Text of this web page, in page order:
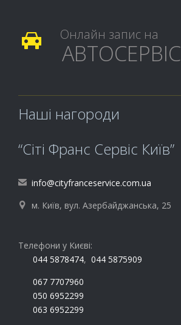
 Онлайн запис на
АВТОСЕРВІС
Наші нагороди
“Сіті Франс Сервіс Київ”
 info@cityfranceservice.com.ua
 м. Київ, вул. Азербайджанська, 25
Телефони у Києві:
044 5878474, 044 5875909
067 7707960
050 6952299
063 6952299